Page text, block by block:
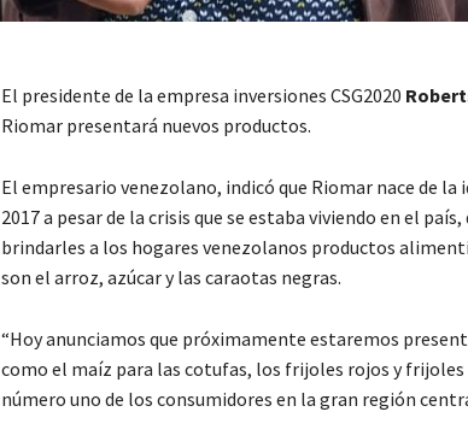
El presidente de la empresa inversiones CSG2020
Riomar presentará nuevos productos.
El empresario venezolano, indicó que Riomar nace de la
2017 a pesar de la crisis que se estaba viviendo en el
brindarles a los hogares venezolanos productos
son el arroz, azúcar y las caraotas negras.
“Hoy anunciamos que próximamente estaremos
como el maíz para las cotufas, los frijoles rojos y frijoles
número uno de los consumidores en la gran región